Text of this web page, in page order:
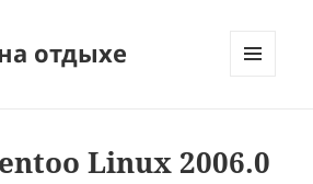
отдыхе
Linux 2006.0